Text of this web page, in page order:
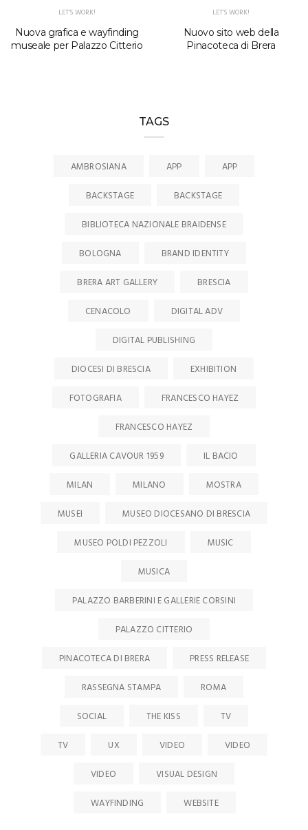
LET'S WORK!
Nuova grafica e wayfinding
museale per Palazzo Citterio
LET'S WORK!
Nuovo sito web della
Pinacoteca di Brera
TAGS
AMBROSIANA APP
APP
BACKSTAGE
BACKSTAGE
BIBLIOTECA NAZIONALE BRAIDENSE
BOLOGNA
BRAND IDENTITY
BRERA ART GALLERY
BRESCIA
CENACOLO
DIGITAL ADV
DIGITAL PUBLISHING
DIOCESI DI BRESCIA
EXHIBITION
FOTOGRAFIA
FRANCESCO HAYEZ
FRANCESCO HAYEZ
GALLERIA CAVOUR 1959
IL BACIO
MILAN
MILANO
MOSTRA
MUSEI
MUSEO DIOCESANO DI BRESCIA
MUSEO POLDI PEZZOLI
MUSIC
MUSICA
PALAZZO BARBERINI E GALLERIE CORSINI
PALAZZO CITTERIO
PINACOTECA DI BRERA
PRESS RELEASE
RASSEGNA STAMPA
ROMA
SOCIAL
THE KISS
TV
TV
UX VIDEO
VIDEO
VIDEO
VISUAL DESIGN
WAYFINDING
WEBSITE